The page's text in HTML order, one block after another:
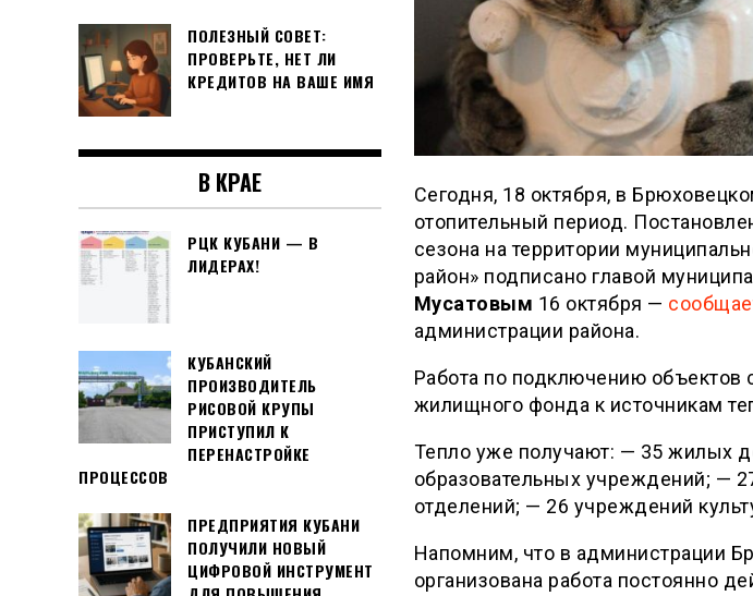
Сегодня, 18 октября, в
отопительный период.
сезона на территории
район» подписано главой
Мусатовым 16 октября —
администрации района.
Работа по подключению объектов
жилищного фонда к источникам
Тепло уже получают: — 35 жилых
образовательных учреждений; —
отделений; — 26 учреждений
Напомним, что в администрации
организована работа постоянно
ПОЛЕЗНЫЙ СОВЕТ:
ПРОВЕРЬТЕ, НЕТ ЛИ
КРЕДИТОВ НА ВАШЕ ИМЯ
В КРАЕ
РЦК КУБАНИ — В
ЛИДЕРАХ!
КУБАНСКИЙ
ПРОИЗВОДИТЕЛЬ
РИСОВОЙ КРУПЫ
ПРИСТУПИЛ К
ПЕРЕНАСТРОЙКЕ
ПРОЦЕССОВ
ПРЕДПРИЯТИЯ КУБАНИ
ПОЛУЧИЛИ НОВЫЙ
ЦИФРОВОЙ ИНСТРУМЕНТ